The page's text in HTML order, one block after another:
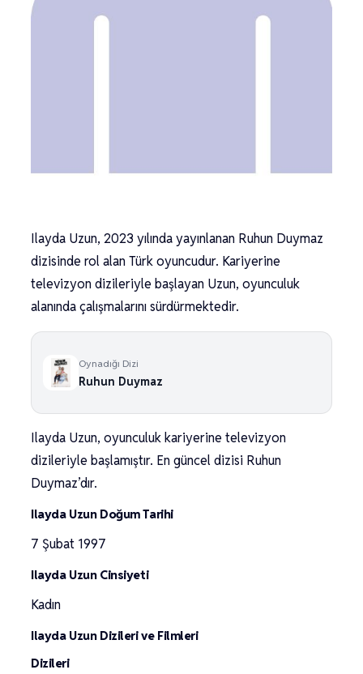
Ilayda Uzun, 2023 yılında yayınlanan Ruhun Duymaz
dizisinde rol alan Türk oyuncudur. Kariyerine
televizyon dizileriyle başlayan Uzun, oyunculuk
alanında çalışmalarını sürdürmektedir.
Oynadığı Dizi
Ruhun Duymaz
Ilayda Uzun, oyunculuk kariyerine televizyon
dizileriyle başlamıştır. En güncel dizisi Ruhun
Duymaz’dır.
Ilayda Uzun Doğum Tarihi
7 Şubat 1997
Ilayda Uzun Cinsiyeti
Kadın
Ilayda Uzun Dizileri ve Filmleri
Dizileri